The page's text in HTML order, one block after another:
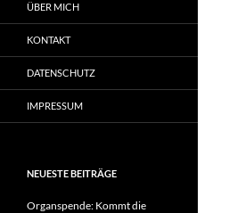
ÜBER MICH
KONTAKT
DATENSCHUTZ
IMPRESSUM
NEUESTE BEITRÄGE
Organspende: Kommt die